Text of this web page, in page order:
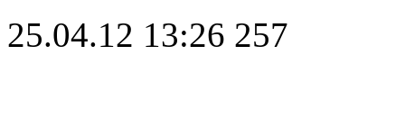
25.04.12 13:26 257